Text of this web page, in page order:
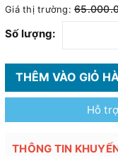
Giá thị trường:
Số lượng:
THÊM VÀO GIỎ
Hỗ
THÔNG TIN